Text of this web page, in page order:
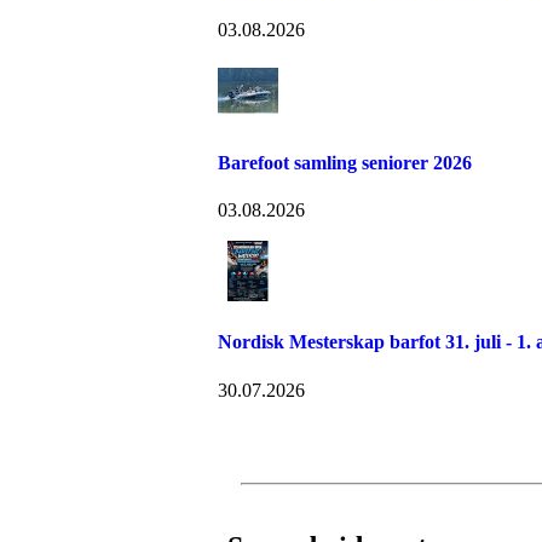
03.08.2026
Barefoot samling seniorer 2026
03.08.2026
Nordisk Mesterskap barfot 31. juli - 1.
30.07.2026